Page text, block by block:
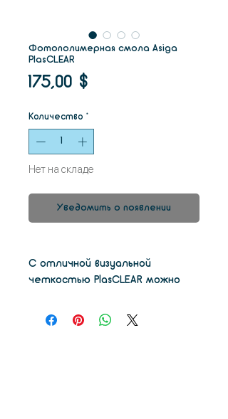
Фотополимерная смола Asiga
PlasCLEAR
175,00 $Цена
Количество *
Нет на складе
Уведомить о появлении
С отличной визуальной
четкостью PlasCLEAR можно
прозрачных деталей и
других применениях, где